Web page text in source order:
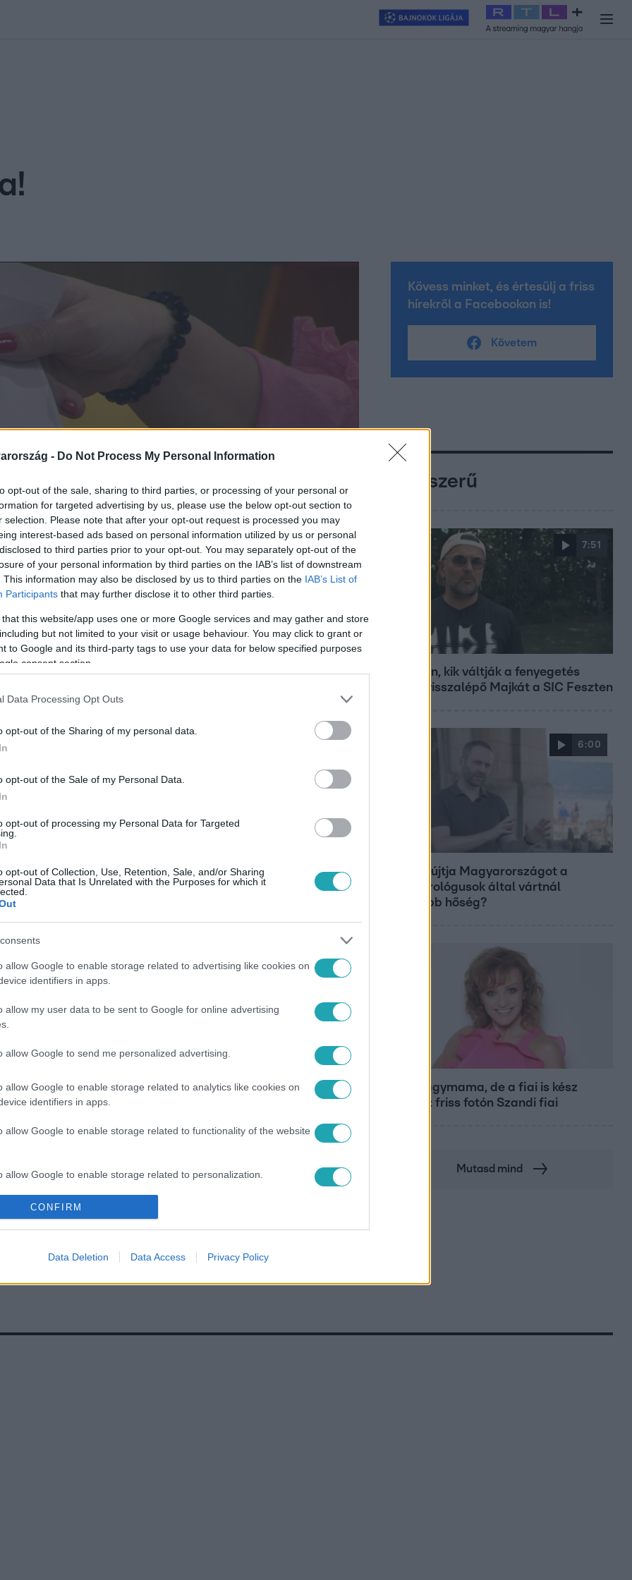
- Do Not Process My Personal Information
opt-out of the sale, sharing to third parties, or processing of your personal or
for targeted advertising by us, please use the below opt-out section to
selection. Please note that after your opt-out request is processed you may
interest-based ads based on personal information utilized by us or personal
to third parties prior to your opt-out. You may separately opt-out of the
of your personal information by third parties on the IAB’s list of downstream
This information may also be disclosed by us to third parties on the IAB’s List of
Participants that may further disclose it to other third parties.
that this website/app uses one or more Google services and may gather and store
but not limited to your visit or usage behaviour. You may click to grant or
to Google and its third-party tags to use your data for below specified purposes
consent section.
Data Processing Opt Outs
opt-out of the Sharing of my personal data.
opt-out of the Sale of my Personal Data.
opt-out of processing my Personal Data for Targeted
opt-out of Collection, Use, Retention, Sale, and/or Sharing
Data that Is Unrelated with the Purposes for which it
allow Google to enable storage related to advertising like cookies on
identifiers in apps.
allow my user data to be sent to Google for online advertising
allow Google to send me personalized advertising.
allow Google to enable storage related to analytics like cookies on
identifiers in apps.
allow Google to enable storage related to functionality of the website
allow Google to enable storage related to personalization.
allow Google to enable storage related to security, including
functionality and fraud prevention, and other user protection.
CONFIRM
Data Deletion Data Access Privacy Policy
Exek csatája 2026 Celeb vagyok, ments ki innen
Link másolása
romantikus virágos, esetleg
méretekben pompázott egyszerű
"háromszögekre" cserélt darabok
mi a mai trend!
legyen a Google-találatokban!
LINDA #LUKÁCS MIKI # FEHÉR TIBI
Kövess minket, és értesülj a friss
hírekről a Facebookon is!
Követem
Népszerű
7:51
Megvan, kik váltják a fenyegetés
miatt visszalépő Majkát a SIC Feszten
6:00
Miért sújtja Magyarországot a
meteorológusok által vártnál
nagyobb hőség?
Már nagymama, de a fiai is kész
férfiak: friss fotón Szandi fiai
Mutasd mind